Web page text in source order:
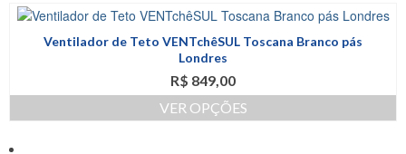
página
do
produto
tem
variantes.
As
opções
podem
ser
Ventilador de Teto VENTchêSUL Toscana Branco pás
Londres
R$ 849,00
VER OPÇÕES